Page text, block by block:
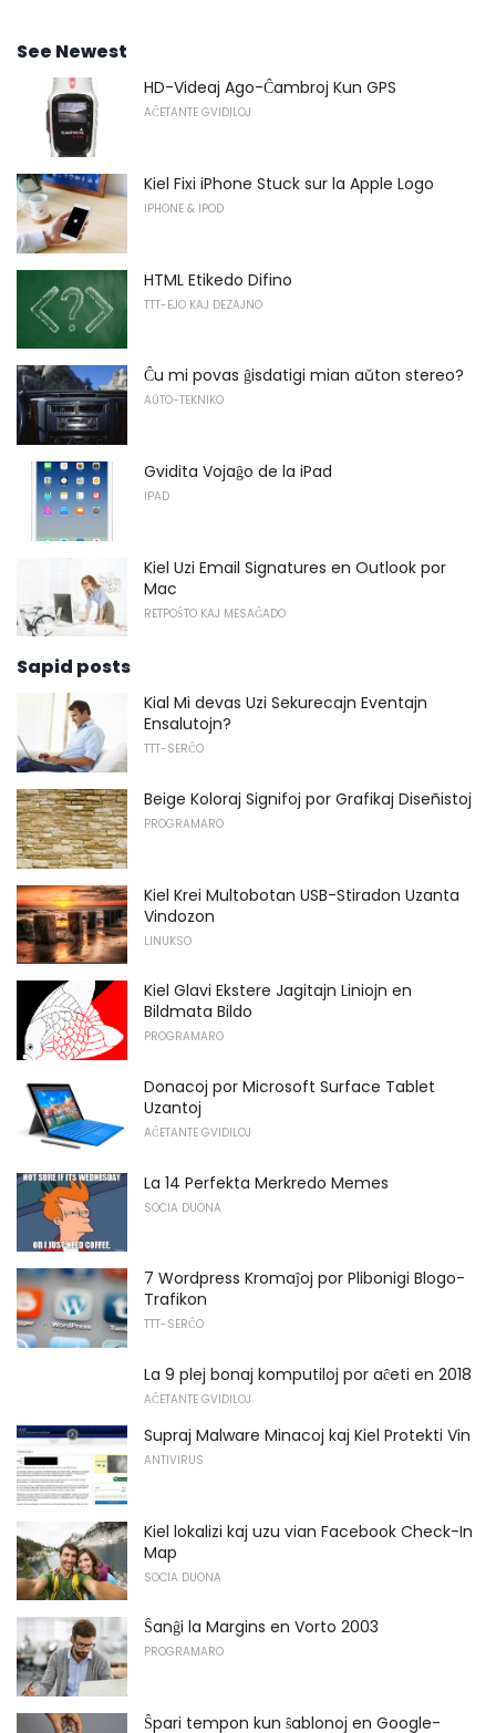
See Newest
HD-Videaj Ago-Ĉambroj Kun GPS
AĈETANTE GVIDILOJ
Kiel Fixi iPhone Stuck sur la Apple Logo
IPHONE & IPOD
HTML Etikedo Difino
TTT-EJO KAJ DEZAJNO
Ĉu mi povas ĝisdatigi mian aŭton stereo?
AŬTO-TEKNIKO
Gvidita Vojaĝo de la iPad
IPAD
Kiel Uzi Email Signatures en Outlook por
Mac
RETPOŜTO KAJ MESAĜADO
Sapid posts
Kial Mi devas Uzi Sekurecajn Eventajn
Ensalutojn?
TTT-SERĈO
Beige Koloraj Signifoj por Grafikaj Diseñistoj
PROGRAMARO
Kiel Krei Multobotan USB-Stiradon Uzanta
Vindozon
LINUKSO
Kiel Glavi Ekstere Jagitajn Liniojn en
Bildmata Bildo
PROGRAMARO
Donacoj por Microsoft Surface Tablet
Uzantoj
AĈETANTE GVIDILOJ
La 14 Perfekta Merkredo Memes
SOCIA DUONA
7 Wordpress Kromaĵoj por Plibonigi Blogo-
Trafikon
TTT-SERĈO
La 9 plej bonaj komputiloj por aĉeti en 2018
AĈETANTE GVIDILOJ
Supraj Malware Minacoj kaj Kiel Protekti Vin
ANTIVIRUS
Kiel lokalizi kaj uzu vian Facebook Check-In
Map
SOCIA DUONA
Ŝanĝi la Margins en Vorto 2003
PROGRAMARO
Ŝpari tempon kun ŝablonoj en Google-